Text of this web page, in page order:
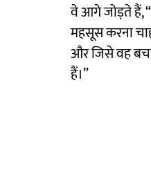
वे आगे जोड़ते हैं,
महसूस करना
और जिसे वह
हैं।”